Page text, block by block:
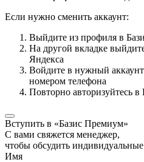
Если нужно сменить аккаунт:
Выйдите из профиля в
На другой вкладке
Яндекса
Войдите в нужный
номером телефона
Повторно авторизуйтесь в
Вступить в «Базис Премиум»
С вами свяжется менеджер,
чтобы обсудить
Имя